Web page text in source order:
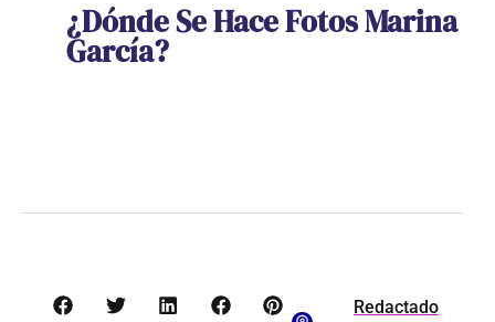
¿Dónde Se Hace Fotos Marina
García?
Redactado